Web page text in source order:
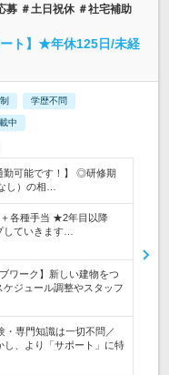
＃土日祝休 ＃社宅補助
ト】★年休125日/未経
学歴不問
中
勤可能です！】 ◎研修期
し）の相…
各種手当 ★2年目以降
していきます…
ワーク】新しい建物をつ
ケジュール調整やスタッフ
・専門知識は一切不問／
、より「サポート」に特